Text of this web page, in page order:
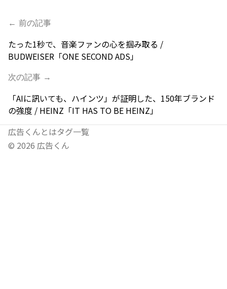
← 前の記事
たった1秒で、音楽ファンの心を掴み取る /
BUDWEISER「ONE SECOND ADS」
次の記事 →
「AIに訊いても、ハインツ」が証明した、150年ブランド
の強度 / HEINZ「IT HAS TO BE HEINZ」
広告くんとはタグ一覧
© 2026 広告くん